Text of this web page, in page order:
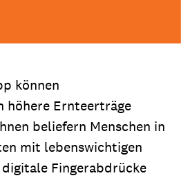
können
höhere Ernteerträge
beliefern Menschen in
mit lebenswichtigen
Fingerabdrücke